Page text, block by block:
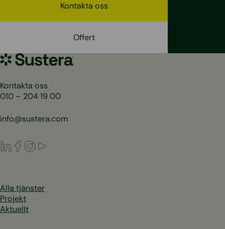
Kontakta oss
Offert
Sustera
Sweden
Kontakta oss
010 – 204 19 00
info@sustera.com
LinkedIn
Facebook
Instagram
Alla tjänster
Projekt
Aktuellt